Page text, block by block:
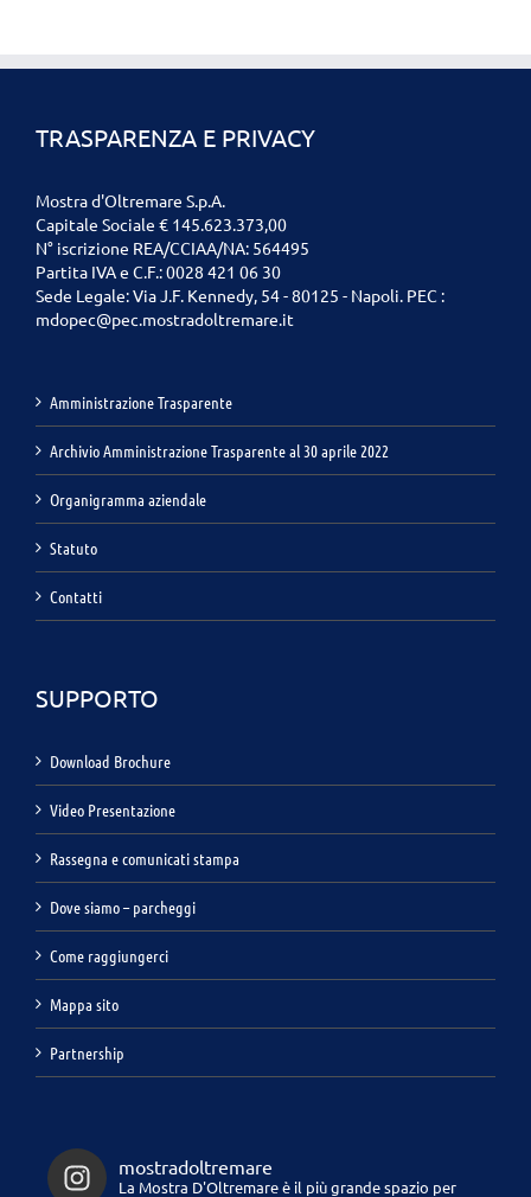
TRASPARENZA E PRIVACY
Mostra d'Oltremare S.p.A.
Capitale Sociale € 145.623.373,00
N° iscrizione REA/CCIAA/NA: 564495
Partita IVA e C.F.: 0028 421 06 30
Sede Legale: Via J.F. Kennedy, 54 - 80125 - Napoli. PEC :
mdopec@pec.mostradoltremare.it
Amministrazione Trasparente
Archivio Amministrazione Trasparente al 30 aprile 2022
Organigramma aziendale
Statuto
Contatti
SUPPORTO
Download Brochure
Video Presentazione
Rassegna e comunicati stampa
Dove siamo – parcheggi
Come raggiungerci
Mappa sito
Partnership
mostradoltremare
La Mostra D'Oltremare è il più grande spazio per